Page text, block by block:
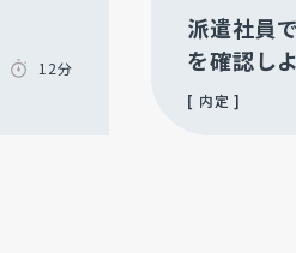
12分
派遣社員
を確認し
内定